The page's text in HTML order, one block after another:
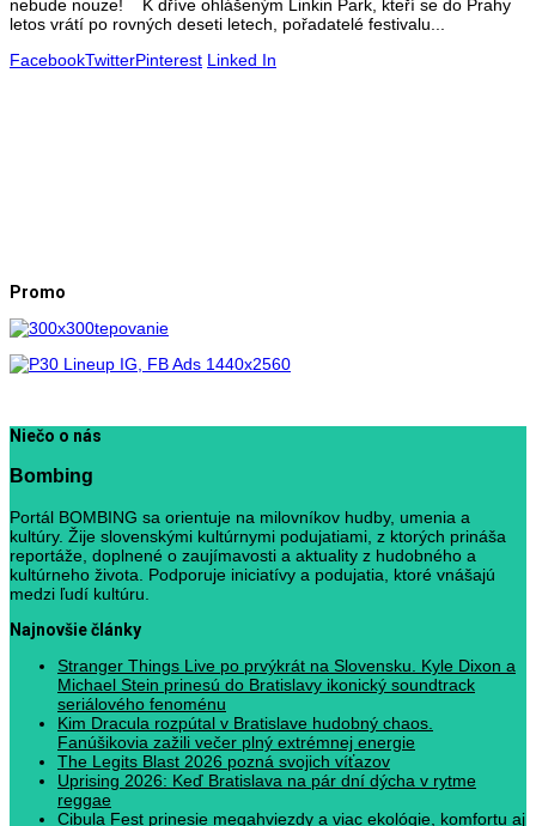
nebude nouze! K dříve ohlášeným Linkin Park, kteří se do Prahy
letos vrátí po rovných deseti letech, pořadatelé festivalu...
FacebookTwitterPinterest Linked In
Promo
Niečo o nás
Bombing
Portál BOMBING sa orientuje na milovníkov hudby, umenia a
kultúry. Žije slovenskými kultúrnymi podujatiami, z ktorých prináša
reportáže, doplnené o zaujímavosti a aktuality z hudobného a
kultúrneho života. Podporuje iniciatívy a podujatia, ktoré vnášajú
medzi ľudí kultúru.
Najnovšie články
Stranger Things Live po prvýkrát na Slovensku. Kyle Dixon a
Michael Stein prinesú do Bratislavy ikonický soundtrack
seriálového fenoménu
Kim Dracula rozpútal v Bratislave hudobný chaos.
Fanúšikovia zažili večer plný extrémnej energie
The Legits Blast 2026 pozná svojich víťazov
Uprising 2026: Keď Bratislava na pár dní dýcha v rytme
reggae
Cibula Fest prinesie megahviezdy a viac ekológie, komfortu aj